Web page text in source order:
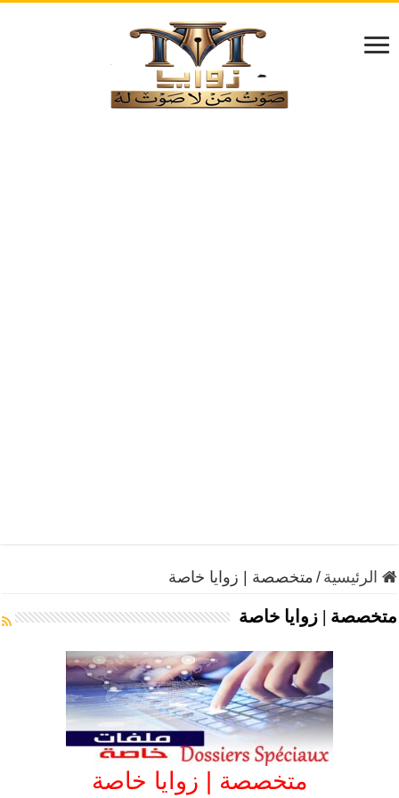
الرئيسية / متخصصة | زوايا خاصة
متخصصة | زوايا خاصة
متخصصة | زوايا خاصة